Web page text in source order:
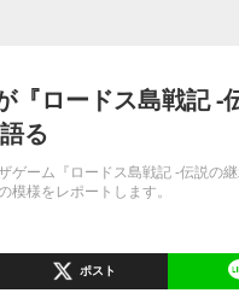
『ロードス島戦記 -
る
ゲーム『ロードス島戦記 -伝説の
模様をレポートします。
ポスト